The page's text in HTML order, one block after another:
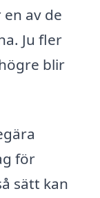
av de
Ju fler
blir
för
sätt kan